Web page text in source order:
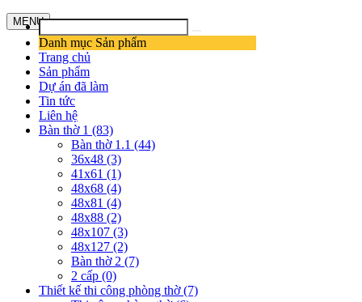
MENU
Danh mục Sản phẩm
Trang chủ
Sản phẩm
Dự án đã làm
Tin tức
Liên hệ
Bàn thờ 1 (83)
Bàn thờ 1.1 (44)
36x48 (3)
41x61 (1)
48x68 (4)
48x81 (4)
48x88 (2)
48x107 (3)
48x127 (2)
Bàn thờ 2 (7)
2 cấp (0)
Thiết kế thi công phòng thờ (7)